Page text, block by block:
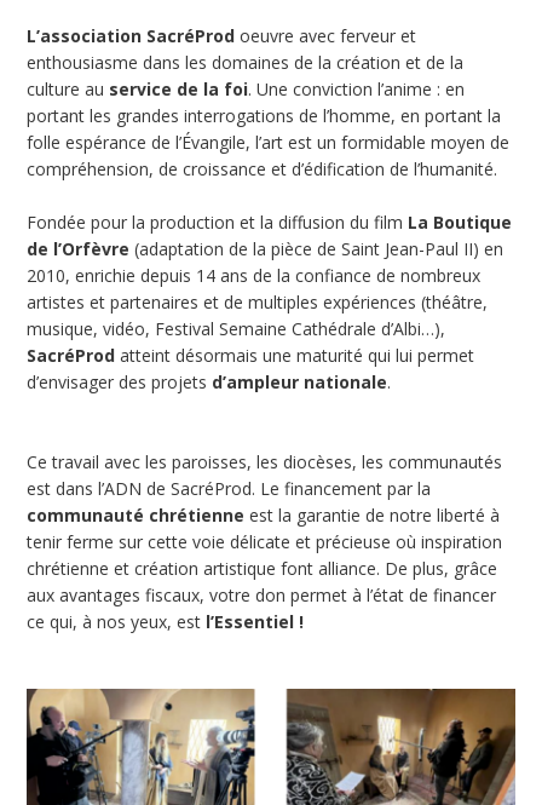
L’association SacréProd oeuvre avec ferveur et
enthousiasme dans les domaines de la création et de la
culture au service de la foi. Une conviction l’anime : en
portant les grandes interrogations de l’homme, en portant la
folle espérance de l’Évangile, l’art est un formidable moyen de
compréhension, de croissance et d’édification de l’humanité.
Fondée pour la production et la diffusion du film La Boutique
de l’Orfèvre (adaptation de la pièce de Saint Jean-Paul II) en
2010, enrichie depuis 14 ans de la confiance de nombreux
artistes et partenaires et de multiples expériences (théâtre,
musique, vidéo, Festival Semaine Cathédrale d’Albi…),
SacréProd atteint désormais une maturité qui lui permet
d’envisager des projets d’ampleur nationale.
Ce travail avec les paroisses, les diocèses, les communautés
est dans l’ADN de SacréProd. Le financement par la
communauté chrétienne est la garantie de notre liberté à
tenir ferme sur cette voie délicate et précieuse où inspiration
chrétienne et création artistique font alliance. De plus, grâce
aux avantages fiscaux, votre don permet à l’état de financer
ce qui, à nos yeux, est l’Essentiel !